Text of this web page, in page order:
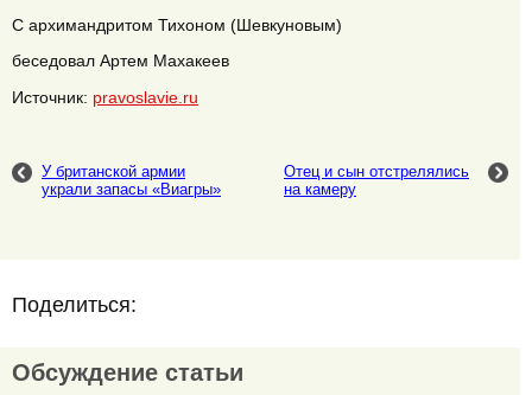
С архимандритом Тихоном (Шевкуновым)
беседовал Артем Махакеев
Источник: pravoslavie.ru
У британской армии
украли запасы «Виагры»
Отец и сын отстрелялись
на камеру
Поделиться:
Обсуждение статьи